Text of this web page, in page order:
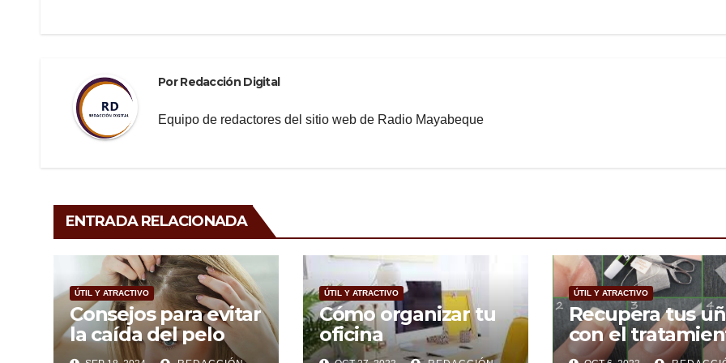
PorRedacción Digital
Equipo de redactores del sitio web de Radio Mayabeque
ENTRADA RELACIONADA
ÚTIL Y ATRACTIVO
Consejos para evitar
la caída del pelo
ÚTIL Y ATRACTIVO
Cómo organizar tu
oficina
ÚTIL Y ATRACTIVO
Recupera tus
con el
para uñas